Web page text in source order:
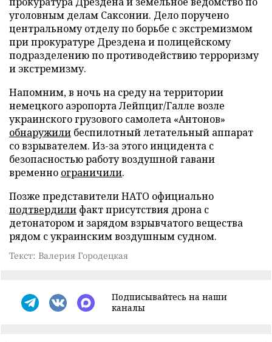
уголовным делам Саксонии. Дело поручено
центральному отделу по борьбе с экстремизмом
при прокуратуре Дрездена и полицейскому
подразделению по противодействию терроризму
и экстремизму.
Напомним, в ночь на среду на территории
немецкого аэропорта Лейпциг/Галле возле
украинского грузового самолета «Антонов»
обнаружили беспилотный летательный аппарат
со взрывателем. Из-за этого инцидента с
безопасностью работу воздушной гавани
временно ограничили.
Позже представители НАТО официально
подтвердили факт присутствия дрона с
детонатором и зарядом взрывчатого вещества
рядом с украинским воздушным судном.
Текст: Валерия Городецкая
Подписывайтесь на наши
каналы